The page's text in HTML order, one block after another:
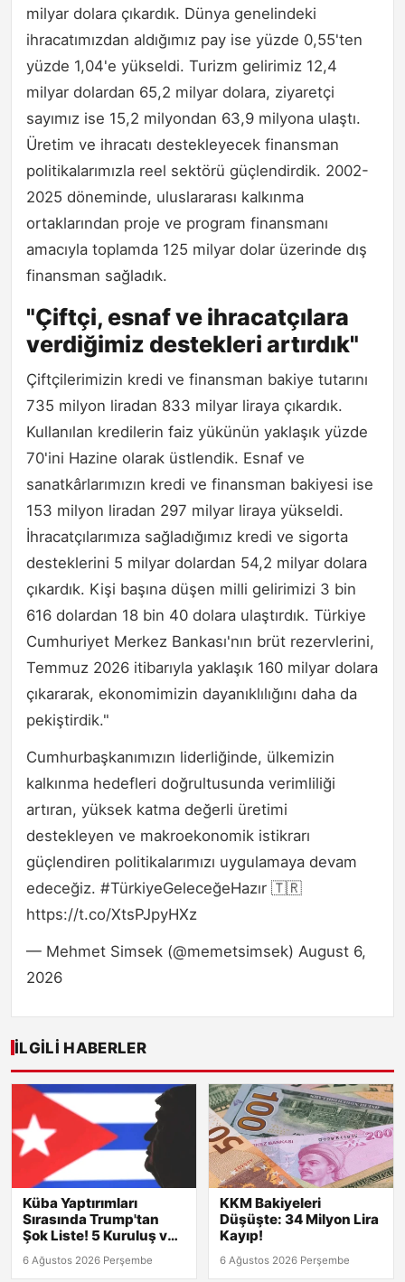
milyar dolara çıkardık. Dünya genelindeki
ihracatımızdan aldığımız pay ise yüzde 0,55'ten
yüzde 1,04'e yükseldi. Turizm gelirimiz 12,4
milyar dolardan 65,2 milyar dolara, ziyaretçi
sayımız ise 15,2 milyondan 63,9 milyona ulaştı.
Üretim ve ihracatı destekleyecek finansman
politikalarımızla reel sektörü güçlendirdik. 2002-
2025 döneminde, uluslararası kalkınma
ortaklarından proje ve program finansmanı
amacıyla toplamda 125 milyar dolar üzerinde dış
finansman sağladık.
"Çiftçi, esnaf ve ihracatçılara
verdiğimiz destekleri artırdık"
Çiftçilerimizin kredi ve finansman bakiye tutarını
735 milyon liradan 833 milyar liraya çıkardık.
Kullanılan kredilerin faiz yükünün yaklaşık yüzde
70'ini Hazine olarak üstlendik. Esnaf ve
sanatkârlarımızın kredi ve finansman bakiyesi ise
153 milyon liradan 297 milyar liraya yükseldi.
İhracatçılarımıza sağladığımız kredi ve sigorta
desteklerini 5 milyar dolardan 54,2 milyar dolara
çıkardık. Kişi başına düşen milli gelirimizi 3 bin
616 dolardan 18 bin 40 dolara ulaştırdık. Türkiye
Cumhuriyet Merkez Bankası'nın brüt rezervlerini,
Temmuz 2026 itibarıyla yaklaşık 160 milyar dolara
çıkararak, ekonomimizin dayanıklılığını daha da
pekiştirdik."
Cumhurbaşkanımızın liderliğinde, ülkemizin
kalkınma hedefleri doğrultusunda verimliliği
artıran, yüksek katma değerli üretimi
destekleyen ve makroekonomik istikrarı
güçlendiren politikalarımızı uygulamaya devam
edeceğiz. #TürkiyeGeleceğeHazır 🇹🇷
https://t.co/XtsPJpyHXz
— Mehmet Simsek (@memetsimsek) August 6,
2026
İLGILI HABERLER
Küba Yaptırımları
Sırasında Trump'tan
Şok Liste! 5 Kuruluş ve
8 Kişi Hedefte
6 Ağustos 2026 Perşembe
KKM Bakiyeleri
Düşüşte: 34 Milyon Lira
Kayıp!
6 Ağustos 2026 Perşembe